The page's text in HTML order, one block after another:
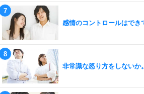
感情のコントロールはでき
非常識な怒り方をしないか。